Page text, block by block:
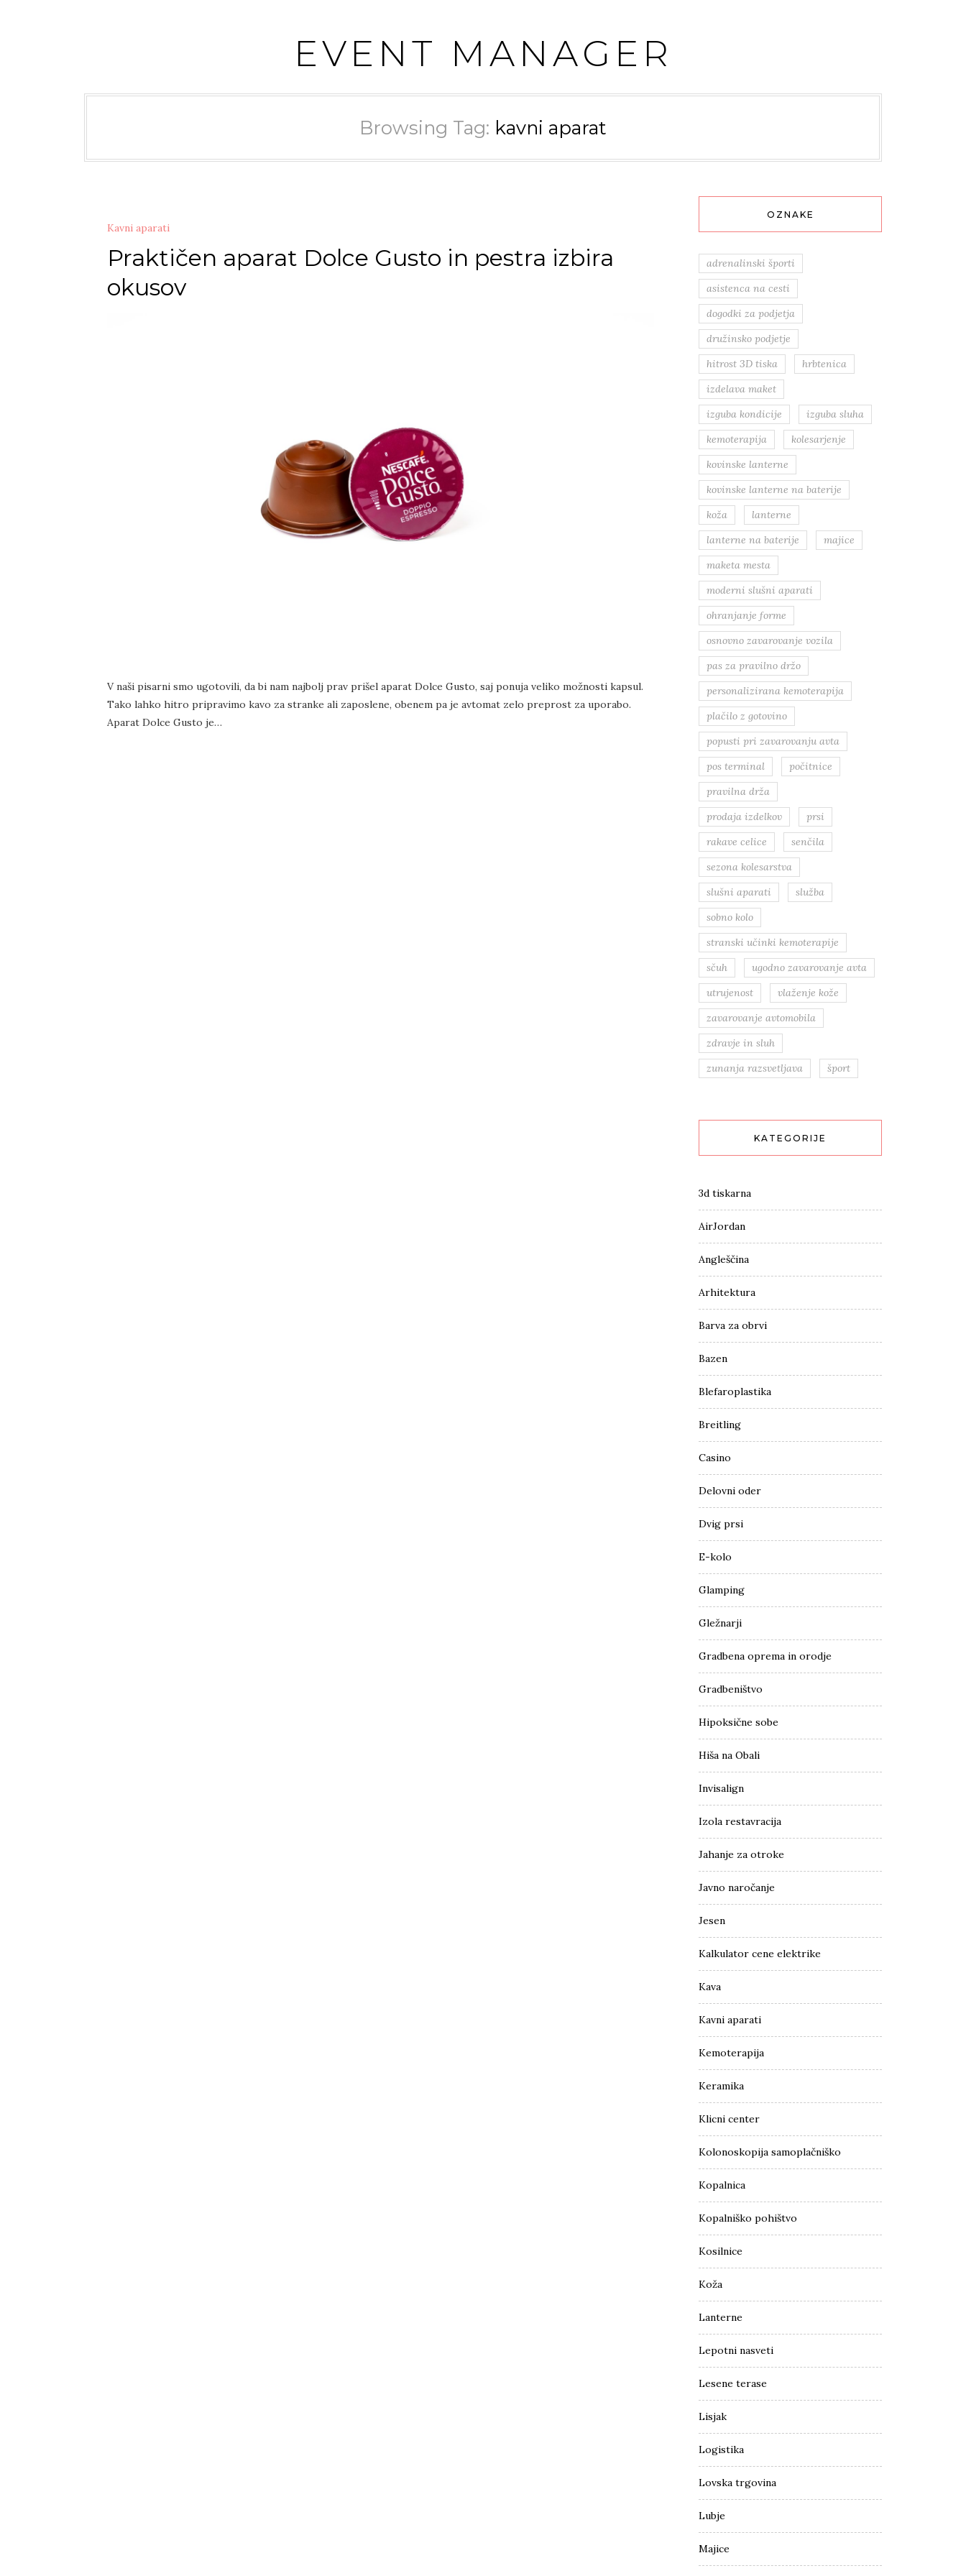
EVENT MANAGER
Browsing Tag: kavni aparat
Kavni aparati
Praktičen aparat Dolce Gusto in pestra izbira
okusov
V naši pisarni smo ugotovili, da bi nam najbolj prav prišel aparat Dolce Gusto, saj ponuja veliko možnosti kapsul.
Tako lahko hitro pripravimo kavo za stranke ali zaposlene, obenem pa je avtomat zelo preprost za uporabo.
Aparat Dolce Gusto je…
OZNAKE
adrenalinski športi
asistenca na cesti
dogodki za podjetja
družinsko podjetje
hitrost 3D tiska
hrbtenica
izdelava maket
izguba kondicije
izguba sluha
kemoterapija
kolesarjenje
kovinske lanterne
kovinske lanterne na baterije
koža
lanterne
lanterne na baterije
majice
maketa mesta
moderni slušni aparati
ohranjanje forme
osnovno zavarovanje vozila
pas za pravilno držo
personalizirana kemoterapija
plačilo z gotovino
popusti pri zavarovanju avta
pos terminal
počitnice
pravilna drža
prodaja izdelkov
prsi
rakave celice
senčila
sezona kolesarstva
slušni aparati
služba
sobno kolo
stranski učinki kemoterapije
sčuh
ugodno zavarovanje avta
utrujenost
vlaženje kože
zavarovanje avtomobila
zdravje in sluh
zunanja razsvetljava
šport
KATEGORIJE
3d tiskarna
AirJordan
Angleščina
Arhitektura
Barva za obrvi
Bazen
Blefaroplastika
Breitling
Casino
Delovni oder
Dvig prsi
E-kolo
Glamping
Gležnarji
Gradbena oprema in orodje
Gradbeništvo
Hipoksične sobe
Hiša na Obali
Invisalign
Izola restavracija
Jahanje za otroke
Javno naročanje
Jesen
Kalkulator cene elektrike
Kava
Kavni aparati
Kemoterapija
Keramika
Klicni center
Kolonoskopija samoplačniško
Kopalnica
Kopalniško pohištvo
Kosilnice
Koža
Lanterne
Lepotni nasveti
Lesene terase
Lisjak
Logistika
Lovska trgovina
Lubje
Majice